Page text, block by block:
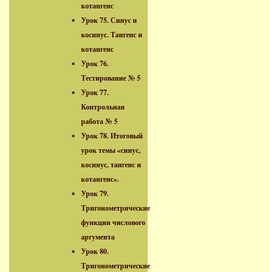
котангенс
Урок 75. Синус и
косинус. Тангенс и
котангенс
Урок 76.
Тестирование № 5
Урок 77.
Контрольная
работа № 5
Урок 78. Итоговый
урок темы «синус,
косинус, тангенс и
котангенс».
Урок 79.
Тригонометрические
функции числового
аргумента
Урок 80.
Тригонометрические